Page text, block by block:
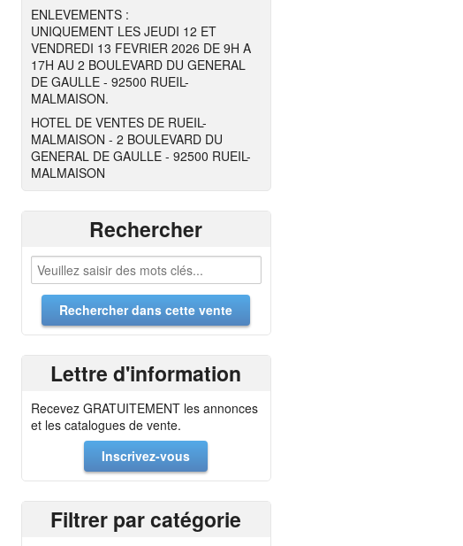
ENLEVEMENTS :
UNIQUEMENT LES JEUDI 12 ET
VENDREDI 13 FEVRIER 2026 DE 9H A
17H AU 2 BOULEVARD DU GENERAL
DE GAULLE - 92500 RUEIL-
MALMAISON.
HOTEL DE VENTES DE RUEIL-
MALMAISON - 2 BOULEVARD DU
GENERAL DE GAULLE - 92500 RUEIL-
MALMAISON
Rechercher
Lettre d'information
Recevez GRATUITEMENT les annonces
et les catalogues de vente.
Inscrivez-vous
Filtrer par catégorie